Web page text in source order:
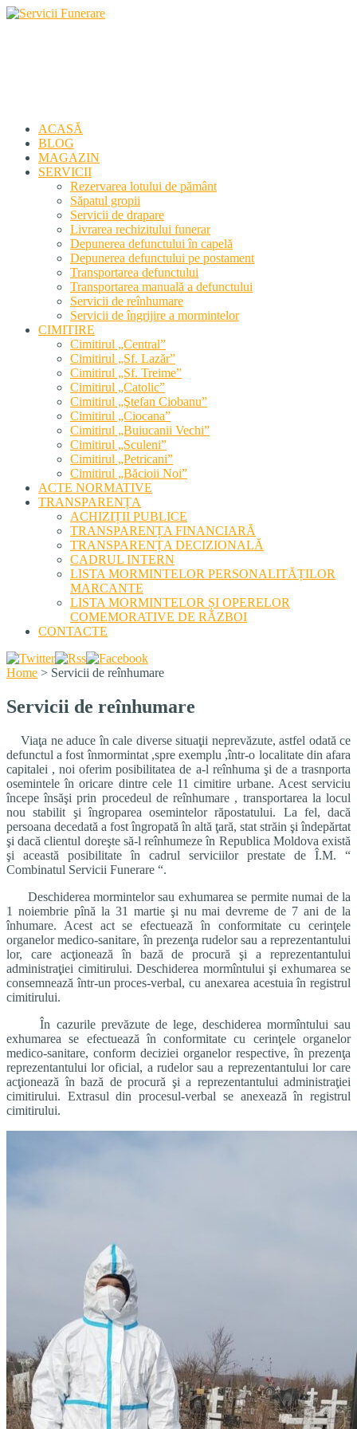
ACASĂ
BLOG
MAGAZIN
SERVICII
Rezervarea lotului de pământ
Săpatul gropii
Servicii de drapare
Livrarea rechizitului funerar
Depunerea defunctului în capelă
Depunerea defunctului pe postament
Transportarea defunctului
Transportarea manuală a defunctului
Servicii de reînhumare
Servicii de îngrijire a mormintelor
CIMITIRE
Cimitirul „Central”
Cimitirul „Sf. Lazăr”
Cimitirul „Sf. Treime”
Cimitirul „Catolic”
Cimitirul „Ştefan Ciobanu”
Cimitirul „Ciocana”
Cimitirul „Buiucanii Vechi”
Cimitirul „Sculeni”
Cimitirul „Petricani”
Cimitirul „Băcioii Noi”
ACTE NORMATIVE
TRANSPARENȚA
ACHIZIȚII PUBLICE
TRANSPARENȚA FINANCIARĂ
TRANSPARENȚA DECIZIONALĂ
CADRUL INTERN
LISTA MORMINTELOR PERSONALITĂȚILOR
MARCANTE
LISTA MORMINTELOR ȘI OPERELOR
COMEMORATIVE DE RĂZBOI
CONTACTE
Home > Servicii de reînhumare
Servicii de reînhumare
Viaţa ne aduce în cale diverse situaţii neprevăzute, astfel odată ce
defunctul a fost înmormintat ,spre exemplu ,într-o localitate din afara
capitalei , noi oferim posibilitatea de a-l reînhuma şi de a trasnporta
osemintele în oricare dintre cele 11 cimitire urbane. Acest serviciu
începe însăşi prin procedeul de reînhumare , transportarea la locul
nou stabilit şi îngroparea osemintelor răpostatului. La fel, dacă
persoana decedată a fost îngropată în altă ţară, stat străin şi îndepărtat
şi dacă clientul doreşte să-l reînhumeze în Republica Moldova există
şi această posibilitate în cadrul serviciilor prestate de Î.M. “
Combinatul Servicii Funerare “.
Deschiderea mormintelor sau exhumarea se permite numai de la
1 noiembrie pînă la 31 martie şi nu mai devreme de 7 ani de la
înhumare. Acest act se efectuează în conformitate cu cerinţele
organelor medico-sanitare, în prezenţa rudelor sau a reprezentantului
lor, care acţionează în bază de procură şi a reprezentantului
administraţiei cimitirului. Deschiderea mormîntului şi exhumarea se
consemnează într-un proces-verbal, cu anexarea acestuia în registrul
cimitirului.
În cazurile prevăzute de lege, deschiderea mormîntului sau
exhumarea se efectuează în conformitate cu cerinţele organelor
medico-sanitare, conform deciziei organelor respective, în prezenţa
reprezentantului lor oficial, a rudelor sau a reprezentantului lor care
acţionează în bază de procură şi a reprezentantului administraţiei
cimitirului. Extrasul din procesul-verbal se anexează în registrul
cimitirului.